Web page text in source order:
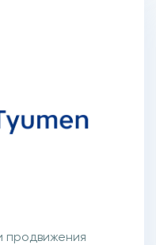
продвижения